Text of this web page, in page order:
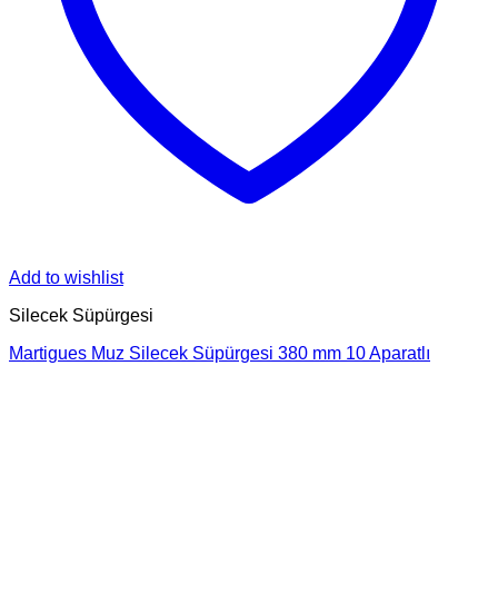
Add to wishlist
Silecek Süpürgesi
Martigues Muz Silecek Süpürgesi 380 mm 10 Aparatlı